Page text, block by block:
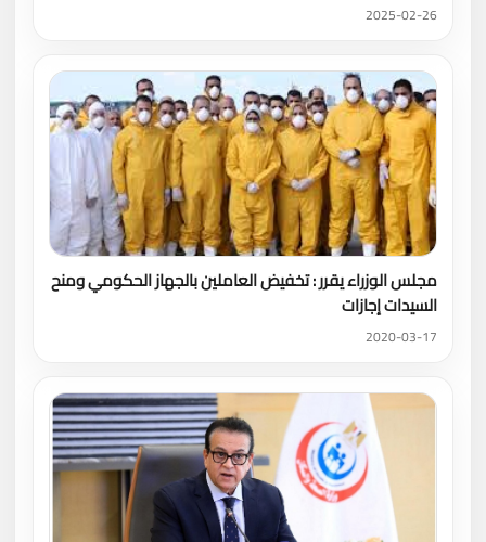
2025-02-26
مجلس الوزراء يقرر : تخفيض العاملين بالجهاز الحكومي ومنح
السيدات إجازات
2020-03-17